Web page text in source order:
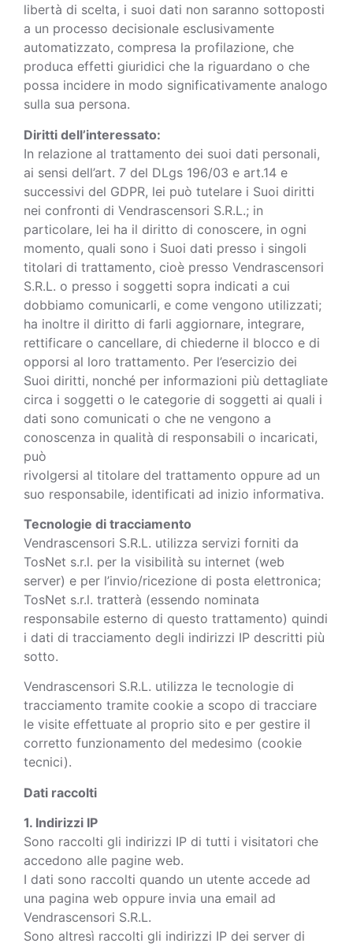
libertà di scelta, i suoi dati non saranno sottoposti
a un processo decisionale esclusivamente
automatizzato, compresa la profilazione, che
produca effetti giuridici che la riguardano o che
possa incidere in modo significativamente analogo
sulla sua persona.
Diritti dell’interessato:
In relazione al trattamento dei suoi dati personali,
ai sensi dell’art. 7 del DLgs 196/03 e art.14 e
successivi del GDPR, lei può tutelare i Suoi diritti
nei confronti di Vendrascensori S.R.L.; in
particolare, lei ha il diritto di conoscere, in ogni
momento, quali sono i Suoi dati presso i singoli
titolari di trattamento, cioè presso Vendrascensori
S.R.L. o presso i soggetti sopra indicati a cui
dobbiamo comunicarli, e come vengono utilizzati;
ha inoltre il diritto di farli aggiornare, integrare,
rettificare o cancellare, di chiederne il blocco e di
opporsi al loro trattamento. Per l’esercizio dei
Suoi diritti, nonché per informazioni più dettagliate
circa i soggetti o le categorie di soggetti ai quali i
dati sono comunicati o che ne vengono a
conoscenza in qualità di responsabili o incaricati,
può
rivolgersi al titolare del trattamento oppure ad un
suo responsabile, identificati ad inizio informativa.
Tecnologie di tracciamento
Vendrascensori S.R.L. utilizza servizi forniti da
TosNet s.r.l. per la visibilità su internet (web
server) e per l’invio/ricezione di posta elettronica;
TosNet s.r.l. tratterà (essendo nominata
responsabile esterno di questo trattamento) quindi
i dati di tracciamento degli indirizzi IP descritti più
sotto.
Vendrascensori S.R.L. utilizza le tecnologie di
tracciamento tramite cookie a scopo di tracciare
le visite effettuate al proprio sito e per gestire il
corretto funzionamento del medesimo (cookie
tecnici).
Dati raccolti
1. Indirizzi IP
Sono raccolti gli indirizzi IP di tutti i visitatori che
accedono alle pagine web.
I dati sono raccolti quando un utente accede ad
una pagina web oppure invia una email ad
Vendrascensori S.R.L.
Sono altresì raccolti gli indirizzi IP dei server di